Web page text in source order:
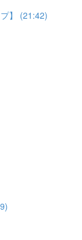
】 (21:42)